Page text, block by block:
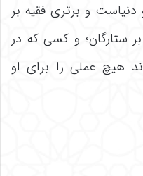
و برتری فقیه بر
ستارگان؛ و کسی که در
هیچ عملی را برای او